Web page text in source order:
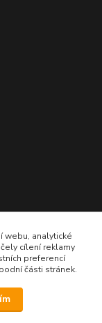
webu, analytické
cílení reklamy
preferencí
části stránek.